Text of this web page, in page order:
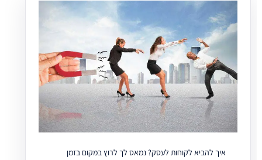
איך להביא לקוחות לעסק? נמאס לך לרוץ במקום בזמן